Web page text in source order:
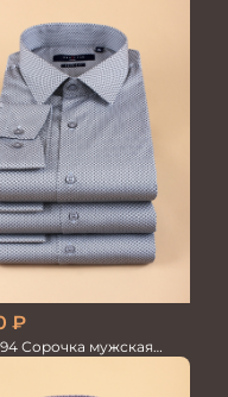
₽
Сорочка мужская
PRIME